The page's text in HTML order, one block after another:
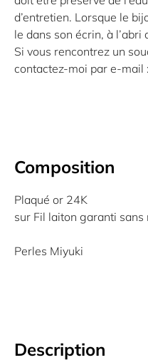
Description
Composition
Plaqué or 24K
sur Fil laiton garanti sans
Perles Miyuki
d’entretien. Lorsque le
le dans son écrin, à l’abri
Si vous rencontrez un
contactez-moi par e-mail